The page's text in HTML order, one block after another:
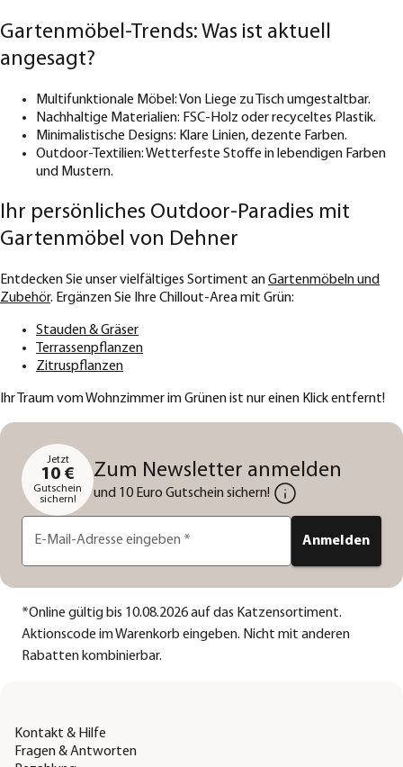
Gartenmöbel-Trends: Was ist aktuell
angesagt?
Multifunktionale Möbel: Von Liege zu Tisch umgestaltbar.
Nachhaltige Materialien: FSC-Holz oder recyceltes Plastik.
Minimalistische Designs: Klare Linien, dezente Farben.
Outdoor-Textilien: Wetterfeste Stoffe in lebendigen Farben
und Mustern.
Ihr persönliches Outdoor-Paradies mit
Gartenmöbel von Dehner
Entdecken Sie unser vielfältiges Sortiment anGartenmöbeln und
Zubehör. Ergänzen Sie Ihre Chillout-Area mit Grün:
Stauden & Gräser
Terrassenpflanzen
Zitruspflanzen
Ihr Traum vom Wohnzimmer im Grünen ist nur einen Klick entfernt!
Jetzt
10 €
Gutschein
sichern!
Zum Newsletter anmelden
und 10 Euro Gutschein sichern!
E-Mail-Adresse eingeben * Anmelden
*Online gültig bis 10.08.2026 auf das Katzensortiment.
Aktionscode im Warenkorb eingeben. Nicht mit anderen
Rabatten kombinierbar.
Kontakt & Hilfe
Fragen & Antworten